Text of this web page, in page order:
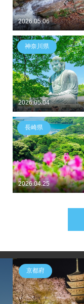
2026.05.06
2026.05.04
神奈川県
2026.04.25
長崎県
京都府